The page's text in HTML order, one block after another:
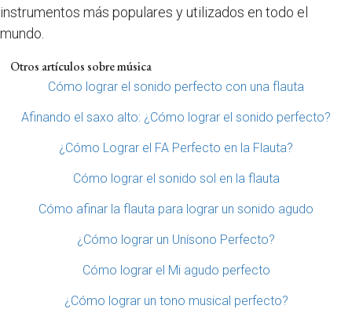
instrumentos más populares y utilizados en todo el
mundo.
Otros artículos sobre música
Cómo lograr el sonido perfecto con una flauta
Afinando el saxo alto: ¿Cómo lograr el sonido perfecto?
¿Cómo Lograr el FA Perfecto en la Flauta?
Cómo lograr el sonido sol en la flauta
Cómo afinar la flauta para lograr un sonido agudo
¿Cómo lograr un Unísono Perfecto?
Cómo lograr el Mi agudo perfecto
¿Cómo lograr un tono musical perfecto?